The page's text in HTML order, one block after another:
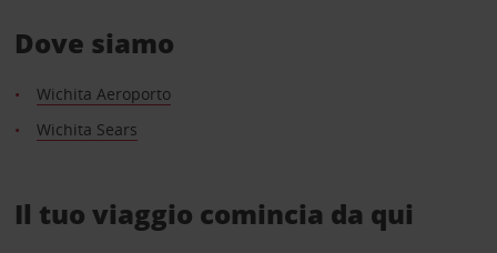
Dove siamo
Wichita Aeroporto
Wichita Sears
Il tuo viaggio comincia da qui